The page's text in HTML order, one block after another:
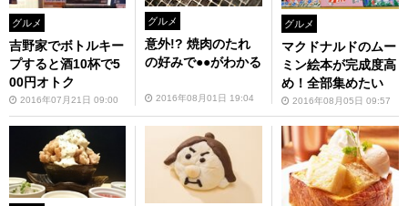
グルメ
吉野家でボトルキー
プすると酒10杯で5
00円オトク
2016年07月21日 09:00
グルメ
意外!? 焼肉のたれ
の好みで●●がわかる
2016年08月01日 19:04
グルメ
マクドナルドのムー
ミン絵本が完成度高
め！全部集めたい
2016年08月05日 09:57